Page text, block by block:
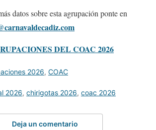
datos sobre esta agrupación ponte en
DEL COAC 2026
2026, COAC
2026, chirigotas 2026, coac 2026
Deja un comentario